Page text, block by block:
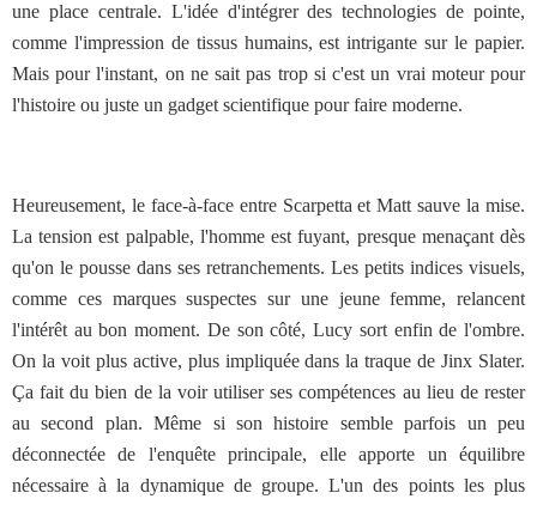
une place centrale. L'idée d'intégrer des technologies de pointe,
comme l'impression de tissus humains, est intrigante sur le papier.
Mais pour l'instant, on ne sait pas trop si c'est un vrai moteur pour
l'histoire ou juste un gadget scientifique pour faire moderne.
Heureusement, le face-à-face entre Scarpetta et Matt sauve la mise.
La tension est palpable, l'homme est fuyant, presque menaçant dès
qu'on le pousse dans ses retranchements. Les petits indices visuels,
comme ces marques suspectes sur une jeune femme, relancent
l'intérêt au bon moment. De son côté, Lucy sort enfin de l'ombre.
On la voit plus active, plus impliquée dans la traque de Jinx Slater.
Ça fait du bien de la voir utiliser ses compétences au lieu de rester
au second plan. Même si son histoire semble parfois un peu
déconnectée de l'enquête principale, elle apporte un équilibre
nécessaire à la dynamique de groupe. L'un des points les plus